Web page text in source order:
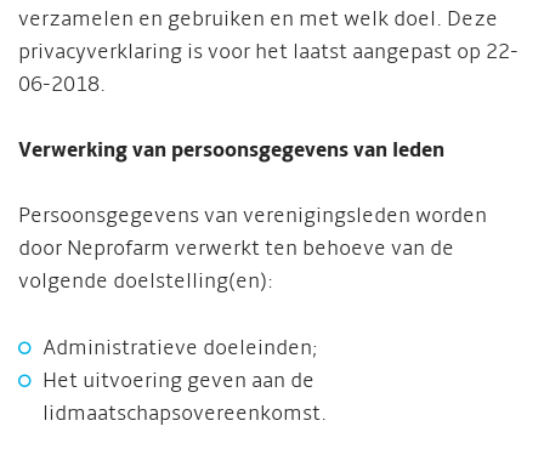
verzamelen en gebruiken en met welk doel. Deze
privacyverklaring is voor het laatst aangepast op 22-
06-2018.
Verwerking van persoonsgegevens van leden
Persoonsgegevens van verenigingsleden worden
door Neprofarm verwerkt ten behoeve van de
volgende doelstelling(en):
Administratieve doeleinden;
Het uitvoering geven aan de
lidmaatschapsovereenkomst.